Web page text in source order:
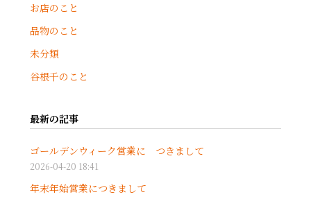
お店のこと
品物のこと
未分類
谷根千のこと
最新の記事
ゴールデンウィーク営業に つきまして
2026-04-20 18:41
年末年始営業につきまして